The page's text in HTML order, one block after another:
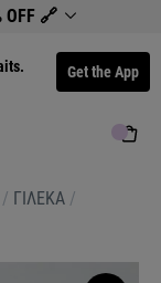
OFF 🔗
Get the App
/ ΓΙΛΕΚΑ /